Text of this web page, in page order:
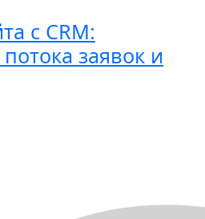
с CRM:
заявок и